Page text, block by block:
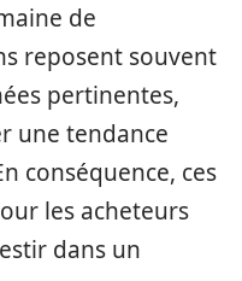
de
reposent souvent
pertinentes,
une tendance
conséquence, ces
les acheteurs
dans un